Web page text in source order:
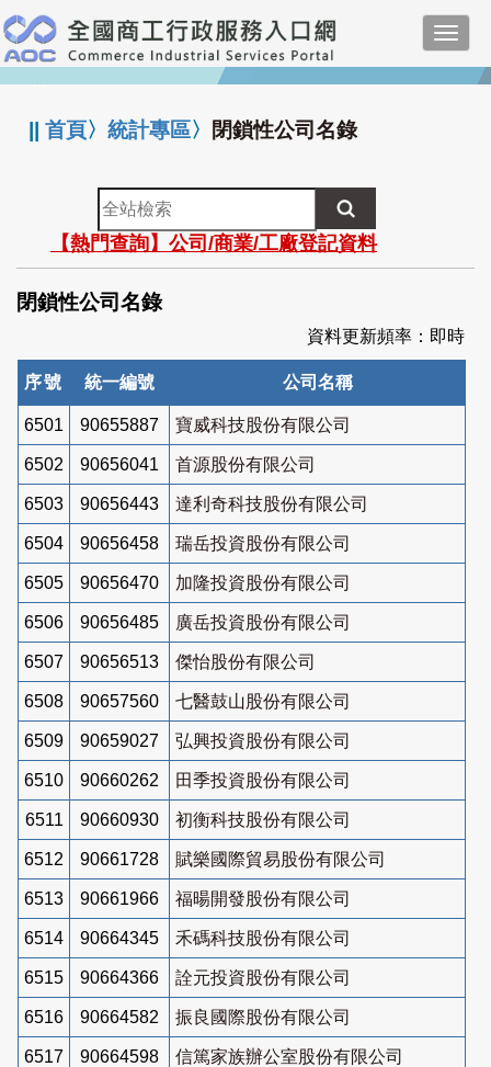
跳
到
主
要
:::
||首頁〉統計專區〉 閉鎖性公司名錄
全
站
檢
索
【熱門查詢】公司/商業/工廠登記資料
閉鎖性公司名錄
資料更新頻率：即時
序號 統一編號 公司名稱
6501 90655887 寶威科技股份有限公司
6502 90656041 首源股份有限公司
6503 90656443 達利奇科技股份有限公司
6504 90656458 瑞岳投資股份有限公司
6505 90656470 加隆投資股份有限公司
6506 90656485 廣岳投資股份有限公司
6507 90656513 傑怡股份有限公司
6508 90657560 七醫鼓山股份有限公司
6509 90659027 弘興投資股份有限公司
6510 90660262 田季投資股份有限公司
6511 90660930 初衡科技股份有限公司
6512 90661728 賦樂國際貿易股份有限公司
6513 90661966 福暘開發股份有限公司
6514 90664345 禾碼科技股份有限公司
6515 90664366 詮元投資股份有限公司
6516 90664582 振良國際股份有限公司
6517 90664598 信篤家族辦公室股份有限公司